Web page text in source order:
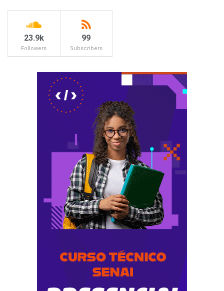
23.9k
Followers
99
Subscribers